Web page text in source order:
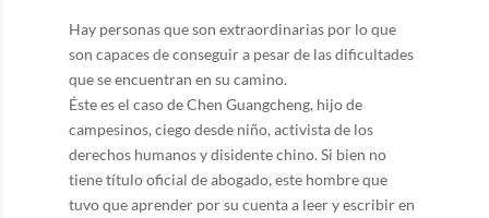
Hay personas que son extraordinarias por lo que
son capaces de conseguir a pesar de las dificultades
que se encuentran en su camino.
Éste es el caso de Chen Guangcheng, hijo de
campesinos, ciego desde niño, activista de los
derechos humanos y disidente chino. Si bien no
tiene título oficial de abogado, este hombre que
tuvo que aprender por su cuenta a leer y escribir en